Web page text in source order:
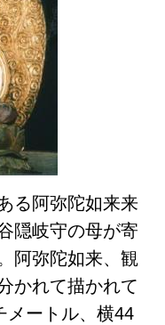
る阿弥陀如来来
隠岐守の母が寄
阿弥陀如来、観
かれて描かれて
メートル、横44